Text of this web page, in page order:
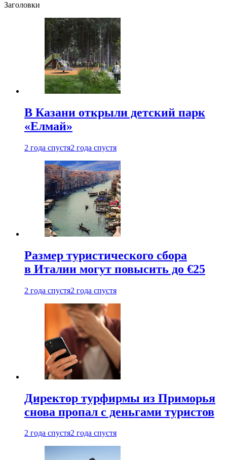
Заголовки
В Казани открыли детский парк
«Елмай»
2 года спустя2 года спустя
Размер туристического сбора
в Италии могут повысить до €25
2 года спустя2 года спустя
Директор турфирмы из Приморья
снова пропал с деньгами туристов
2 года спустя2 года спустя